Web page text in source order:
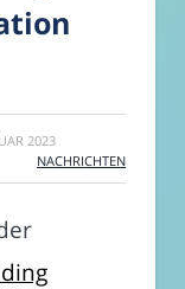
2023
NACHRICHTEN